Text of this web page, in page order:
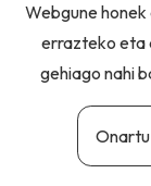
Webgune
errazteko eta
gehiago nahi
Onartu